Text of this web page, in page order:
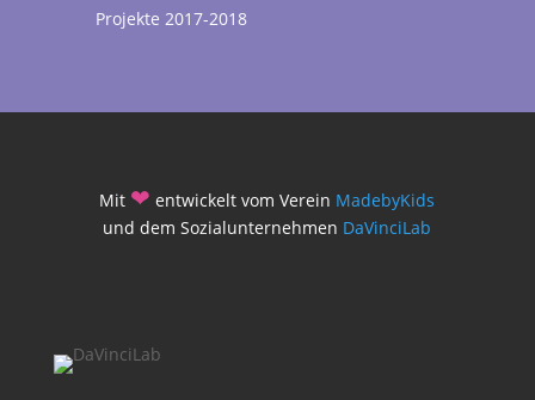
Projekte 2017-2018
Mit ❤ entwickelt vom Verein MadebyKids
und dem Sozialunternehmen DaVinciLab